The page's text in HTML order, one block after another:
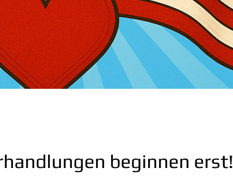
beginnen erst!